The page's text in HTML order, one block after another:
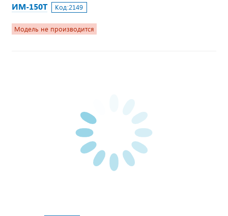
ИМ-150Т Код:2149
Модель не производится